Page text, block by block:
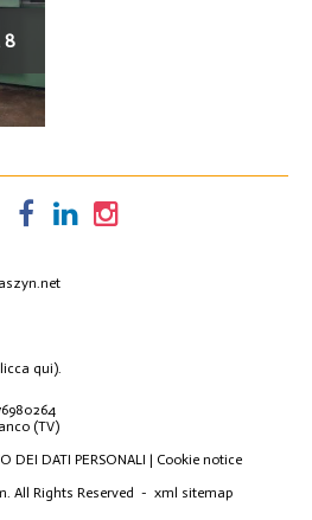
8
qui).
(TV)
DEI DATI PERSONALI | Cookie notice
. All Rights Reserved - xml sitemap